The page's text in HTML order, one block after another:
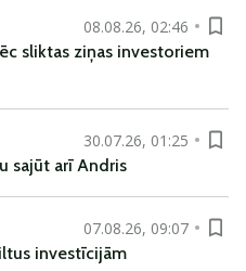
08.08.26, 02:46
sliktas ziņas investoriem
30.07.26, 01:25
sajūt arī Andris
07.08.26, 09:07
investīcijām